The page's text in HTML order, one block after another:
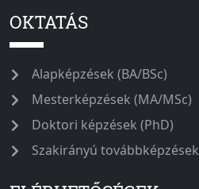
OKTATÁS
Alapképzések (BA/BSc)
Mesterképzések (MA/MSc)
Doktori képzések (PhD)
Szakirányú továbbképzések